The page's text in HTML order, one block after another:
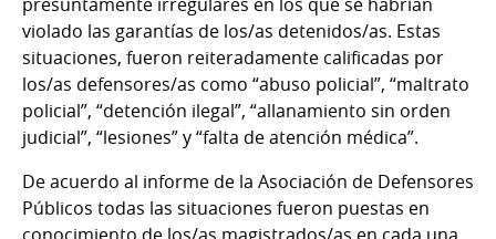
violado las garantías de los/as detenidos/as. Estas
situaciones, fueron reiteradamente calificadas por
los/as defensores/as como “abuso policial”, “maltrato
policial”, “detención ilegal”, “allanamiento sin orden
judicial”, “lesiones” y “falta de atención médica”.
De acuerdo al informe de la Asociación de Defensores
Públicos todas las situaciones fueron puestas en